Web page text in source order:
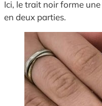
Ici, le trait noir forme une
en deux parties.